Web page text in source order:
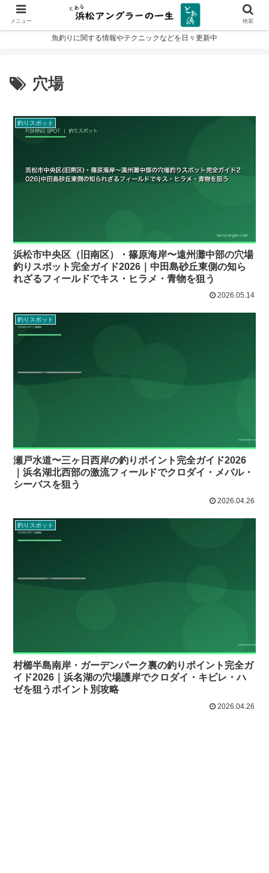
魚釣りに関する情報やテクニックなどを日々更新中
穴場
釣りスポット
浜松市中央区（旧南区）・篠原海岸〜遠州灘中部の穴場
釣りスポット完全ガイド2026｜中田島砂丘東側の知ら
れざるフィールドでキス・ヒラメ・青物を狙う
2026.05.14
釣りスポット
瀬戸水道〜三ヶ日西岸の釣りポイント完全ガイド2026
｜浜名湖北西部の激流フィールドでクロダイ・メバル・
シーバスを狙う
2026.04.26
釣りスポット
村櫛半島南岸・ガーデンパーク裏の釣りポイント完全ガ
イド2026｜浜名湖の穴場護岸でクロダイ・キビレ・ハ
ゼを狙うポイント別攻略
2026.04.26
メニュー 検索